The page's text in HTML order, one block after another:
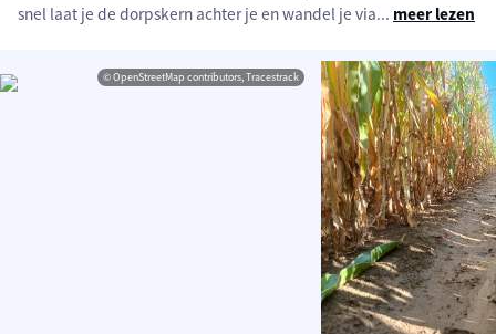
snel laat je de dorpskern achter je en wandel je via... meer lezen
© OpenStreetMap contributors, Tracestrack